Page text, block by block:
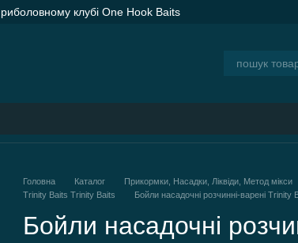
клубі One Hook Baits
Головна Каталог Прикормки, Насадки, Ліквіди, Метод мікси
Trinity Baits Trinity Baits
Бойли насадочні розчинні-варені
Бойли насадочні